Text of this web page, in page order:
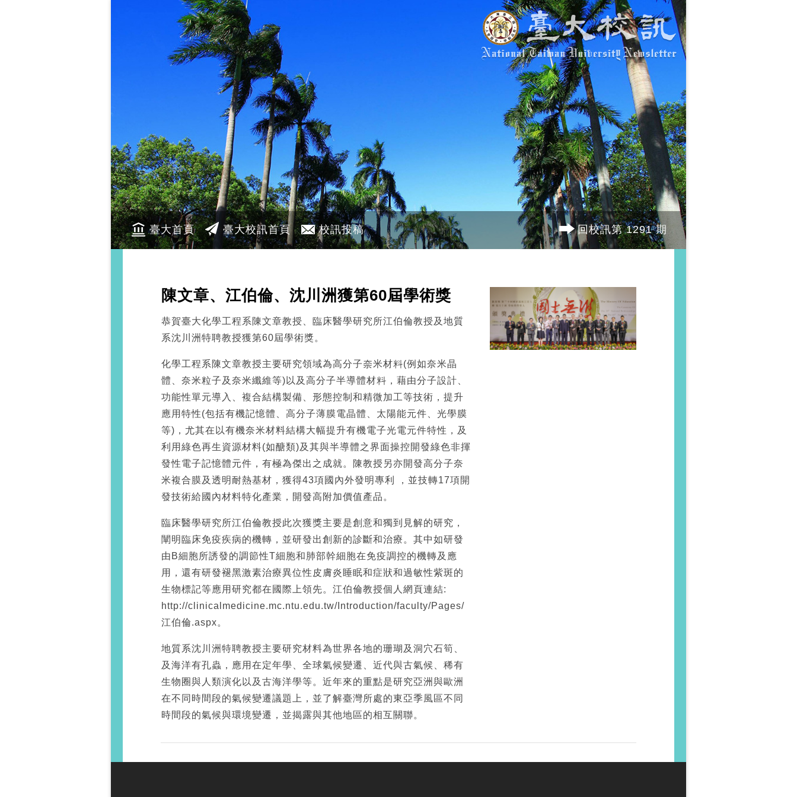
臺大首頁 臺大校訊首頁 校訊投稿 回校訊第 1291 期
陳文章、江伯倫、沈川洲獲第60屆學術獎
恭賀臺大化學工程系陳文章教授、臨床醫學研究所江伯倫教授及地質
系沈川洲特聘教授獲第60屆學術獎。
化學工程系陳文章教授主要研究領域為高分子奈米材料(例如奈米晶
體、奈米粒子及奈米纖維等)以及高分子半導體材料，藉由分子設計、
功能性單元導入、複合結構製備、形態控制和精微加工等技術，提升
應用特性(包括有機記憶體、高分子薄膜電晶體、太陽能元件、光學膜
等)，尤其在以有機奈米材料結構大幅提升有機電子光電元件特性，及
利用綠色再生資源材料(如醣類)及其與半導體之界面操控開發綠色非揮
發性電子記憶體元件，有極為傑出之成就。陳教授另亦開發高分子奈
米複合膜及透明耐熱基材，獲得43項國內外發明專利 ，並技轉17項開
發技術給國內材料特化產業，開發高附加價值產品。
臨床醫學研究所江伯倫教授此次獲獎主要是創意和獨到見解的研究，
闡明臨床免疫疾病的機轉，並研發出創新的診斷和治療。其中如研發
由B細胞所誘發的調節性T細胞和肺部幹細胞在免疫調控的機轉及應
用，還有研發褪黑激素治療異位性皮膚炎睡眠和症狀和過敏性紫斑的
生物標記等應用研究都在國際上領先。江伯倫教授個人網頁連結:
http://clinicalmedicine.mc.ntu.edu.tw/Introduction/faculty/Pages/
江伯倫.aspx。
地質系沈川洲特聘教授主要研究材料為世界各地的珊瑚及洞穴石筍、
及海洋有孔蟲，應用在定年學、全球氣候變遷、近代與古氣候、稀有
生物圈與人類演化以及古海洋學等。近年來的重點是研究亞洲與歐洲
在不同時間段的氣候變遷議題上，並了解臺灣所處的東亞季風區不同
時間段的氣候與環境變遷，並揭露與其他地區的相互關聯。